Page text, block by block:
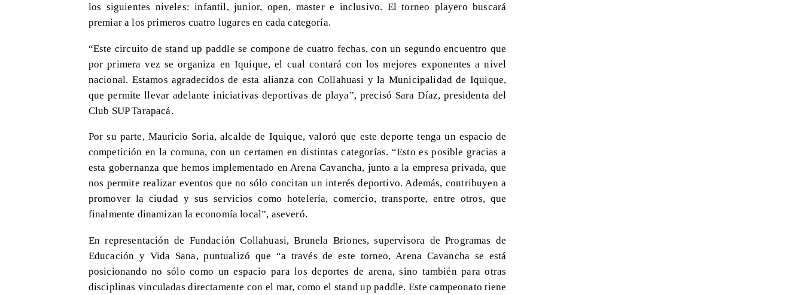
los siguientes niveles: infantil, junior, open, master e inclusivo. El torneo playero buscará
premiar a los primeros cuatro lugares en cada categoría.
“Este circuito de stand up paddle se compone de cuatro fechas, con un segundo encuentro que
por primera vez se organiza en Iquique, el cual contará con los mejores exponentes a nivel
nacional. Estamos agradecidos de esta alianza con Collahuasi y la Municipalidad de Iquique,
que permite llevar adelante iniciativas deportivas de playa”, precisó Sara Díaz, presidenta del
Club SUP Tarapacá.
Por su parte, Mauricio Soria, alcalde de Iquique, valoró que este deporte tenga un espacio de
competición en la comuna, con un certamen en distintas categorías. “Esto es posible gracias a
esta gobernanza que hemos implementado en Arena Cavancha, junto a la empresa privada, que
nos permite realizar eventos que no sólo concitan un interés deportivo. Además, contribuyen a
promover la ciudad y sus servicios como hotelería, comercio, transporte, entre otros, que
finalmente dinamizan la economía local”, aseveró.
En representación de Fundación Collahuasi, Brunela Briones, supervisora de Programas de
Educación y Vida Sana, puntualizó que “a través de este torneo, Arena Cavancha se está
posicionando no sólo como un espacio para los deportes de arena, sino también para otras
disciplinas vinculadas directamente con el mar, como el stand up paddle. Este campeonato tiene